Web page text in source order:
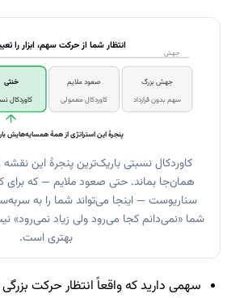
انتظار شما از حرکت سهم، ابزار را
جهش
خنثی
کاوردکال
صعود ملایم
کاوردکال معمولی
جهش بزرگ
سهم بدون قرارداد
پنجرهٔ این استراتژی از همهٔ همسایه‌هایش
کاوردکال نسبتی باریک‌ترین پنجرهٔ این نقشه
همان‌جا بماند. حتی صعود ملایم — که برای
سناریوست — اینجا می‌تواند شما را به سربه‌سر
شما «نمی‌دانم کجا می‌رود ولی زیاد نمی‌رود»
بهتری است.
سهمی دارید که واقعاً انتظار حرکت بزرگی